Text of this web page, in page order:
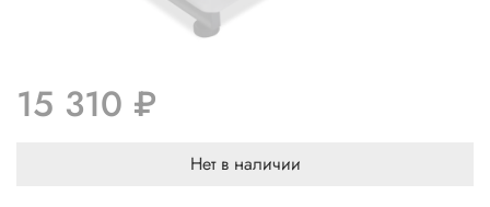
15 310 ₽
Нет в наличии